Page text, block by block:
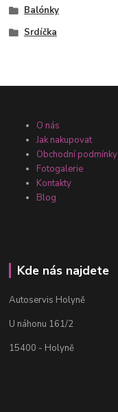
Balónky
Srdíčka
O nás
Jak nakupovat
Obchodní podmínky
Fotogalerie
Kontakty
Blog
Kde nás najdete
Autoservis Holyně
U náhonu 161/2
15400 - Holyně